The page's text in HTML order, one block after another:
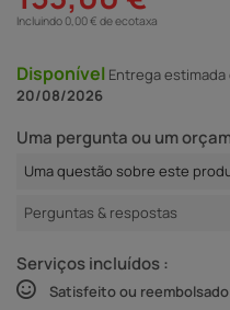
Incluindo 0,00 € de ecotaxa
Disponível Entregaestimada
20/08/2026
Uma pergunta ou um
Uma questão sobre este
Perguntas & respostas
Serviços incluídos :
Satisfeito ou reembolsado